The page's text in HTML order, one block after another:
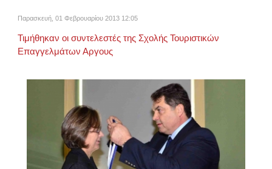
Παρασκευή, 01 Φεβρουαρίου 2013 12:05
Τιμήθηκαν οι συντελεστές της Σχολής Τουριστικών
Επαγγελμάτων Αργους